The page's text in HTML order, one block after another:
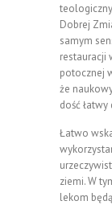
Dobrej
samym
restauracji
potocznej
że
dość
Łatwo
ziemi. W
lekom